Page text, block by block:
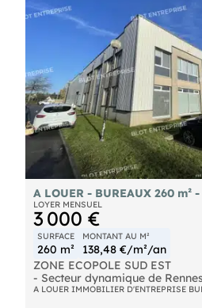
A LOUER - BUREAUX 260 m²
LOYER MENSUEL
3 000 €
SURFACE
260 m²
MONTANT AU M²
138,48 €/m²/an
ZONE ECOPOLE SUD EST
- Secteur dynamique de
proposons à la location des
A LOUER IMMOBILIER D'ENTREPRISE